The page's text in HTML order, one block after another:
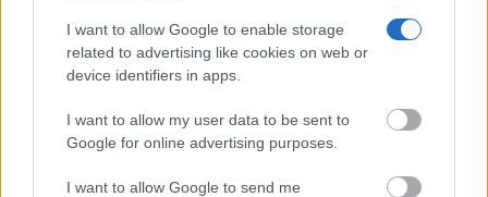
I want to allow Google to enable storage
related to advertising like cookies on web or
device identifiers in apps.
I want to allow my user data to be sent to
Google for online advertising purposes.
I want to allow Google to send me
Costumbres que rompen todos los esquemas